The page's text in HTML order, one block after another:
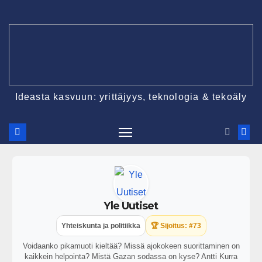
Ideasta kasvuun: yrittäjyys, teknologia & tekoäly
Yle Uutiset
Yhteiskunta ja politiikka 🏆 Sijoitus: #73
Voidaanko pikamuoti kieltää? Missä ajokokeen suorittaminen on
kaikkein helpointa? Mistä Gazan sodassa on kyse? Antti Kurra